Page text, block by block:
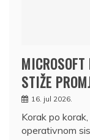
STIŽE
16. jul 2026.
Korak po
operativnom